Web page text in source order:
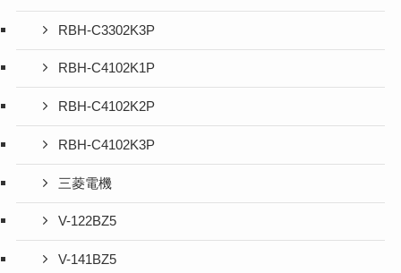
RBH-C3302K3P
RBH-C4102K1P
RBH-C4102K2P
RBH-C4102K3P
三菱電機
V-122BZ5
V-141BZ5